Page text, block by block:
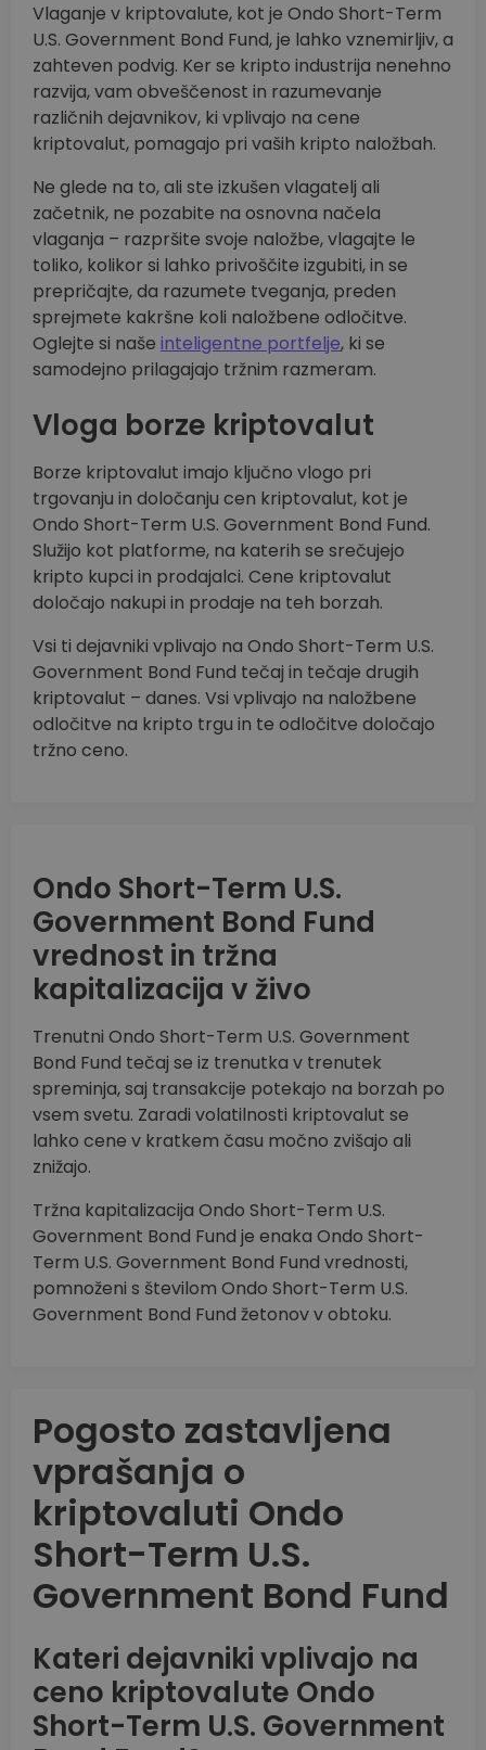
Vlaganje v kriptovalute, kot je Ondo Short-Term
U.S. Government Bond Fund, je lahko vznemirljiv, a
zahteven podvig. Ker se kripto industrija nenehno
razvija, vam obveščenost in razumevanje
različnih dejavnikov, ki vplivajo na cene
kriptovalut, pomagajo pri vaših kripto naložbah.
Ne glede na to, ali ste izkušen vlagatelj ali
začetnik, ne pozabite na osnovna načela
vlaganja – razpršite svoje naložbe, vlagajte le
toliko, kolikor si lahko privoščite izgubiti, in se
prepričajte, da razumete tveganja, preden
sprejmete kakršne koli naložbene odločitve.
Oglejte si naše inteligentne portfelje, ki se
samodejno prilagajajo tržnim razmeram.
Vloga borze kriptovalut
Borze kriptovalut imajo ključno vlogo pri
trgovanju in določanju cen kriptovalut, kot je
Ondo Short-Term U.S. Government Bond Fund.
Služijo kot platforme, na katerih se srečujejo
kripto kupci in prodajalci. Cene kriptovalut
določajo nakupi in prodaje na teh borzah.
Vsi ti dejavniki vplivajo na Ondo Short-Term U.S.
Government Bond Fund tečaj in tečaje drugih
kriptovalut – danes. Vsi vplivajo na naložbene
odločitve na kripto trgu in te odločitve določajo
tržno ceno.
Ondo Short-Term U.S.
Government Bond Fund
vrednost in tržna
kapitalizacija v živo
Trenutni Ondo Short-Term U.S. Government
Bond Fund tečaj se iz trenutka v trenutek
spreminja, saj transakcije potekajo na borzah po
vsem svetu. Zaradi volatilnosti kriptovalut se
lahko cene v kratkem času močno zvišajo ali
znižajo.
Tržna kapitalizacija Ondo Short-Term U.S.
Government Bond Fund je enaka Ondo Short-
Term U.S. Government Bond Fund vrednosti,
pomnoženi s številom Ondo Short-Term U.S.
Government Bond Fund žetonov v obtoku.
Pogosto zastavljena
vprašanja o
kriptovaluti Ondo
Short-Term U.S.
Government Bond Fund
Kateri dejavniki vplivajo na
ceno kriptovalute Ondo
Short-Term U.S. Government